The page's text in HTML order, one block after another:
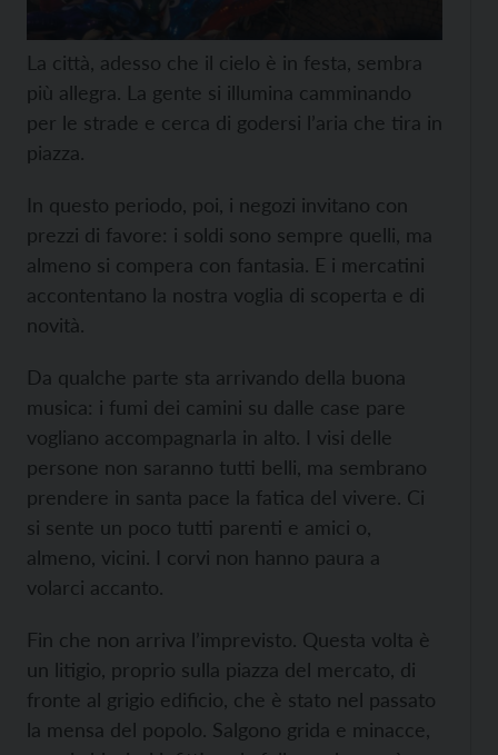
La città, adesso che il cielo è in festa, sembra
più allegra. La gente si illumina camminando
per le strade e cerca di godersi l’aria che tira in
piazza.
In questo periodo, poi, i negozi invitano con
prezzi di favore: i soldi sono sempre quelli, ma
almeno si compera con fantasia. E i mercatini
accontentano la nostra voglia di scoperta e di
novità.
Da qualche parte sta arrivando della buona
musica: i fumi dei camini su dalle case pare
vogliano accompagnarla in alto. I visi delle
persone non saranno tutti belli, ma sembrano
prendere in santa pace la fatica del vivere. Ci
si sente un poco tutti parenti e amici o,
almeno, vicini. I corvi non hanno paura a
volarci accanto.
Fin che non arriva l’imprevisto. Questa volta è
un litigio, proprio sulla piazza del mercato, di
fronte al grigio edificio, che è stato nel passato
la mensa del popolo. Salgono grida e minacce,